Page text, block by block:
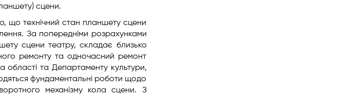
сцени.
що технічний стан планшету сцени
За попередніми розрахунками
сцени театру, складає близько
ремонту та одночасний ремонт
області та Департаменту культури,
фундаментальні роботи щодо
механізму кола сцени. З